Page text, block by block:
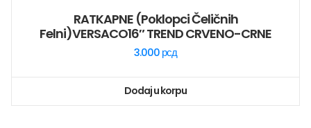
RATKAPNE (poklopci Čeličnih
Felni)VERSACO16″ TREND CRVENO-CRNE
3.000 рсд
Dodaj u korpu